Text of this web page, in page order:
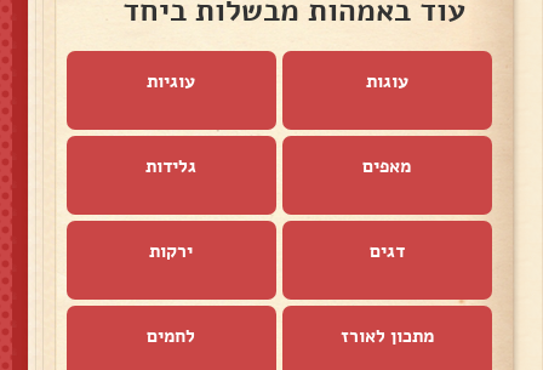
עוד באמהות מבשלות ביחד
עוגות עוגיות
מאפים גלידות
דגים ירקות
מתכון לאורז לחמים